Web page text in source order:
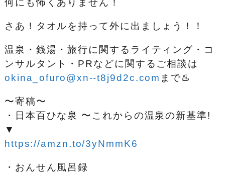
何にも怖くありません！
さあ！タオルを持って外に出ましょう！！
温泉・銭湯・旅行に関するライティング・コ
ンサルタント・PRなどに関するご相談は
okina_ofuro@xn--t8j9d2c.com まで♨️
〜寄稿〜
・日本百ひな泉 〜これからの温泉の新基準!
▼
https://amzn.to/3yNmmK6
・おんせん風呂録